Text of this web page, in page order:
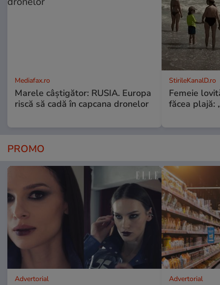
Mediafax.ro
Marele câștigător: RUSIA. Europa
riscă să cadă în capcana dronelor
StirileKanalD.ro
Femeie
făcea plajă:
PROMO
Advertorial Advertorial